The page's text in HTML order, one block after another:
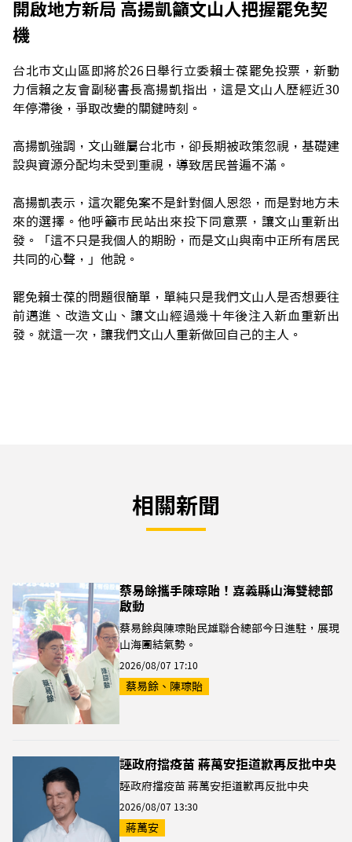
開啟地方新局 高揚凱籲文山人把握罷免契
機
台北市文山區即將於26日舉行立委賴士葆罷免投票，新動
力信賴之友會副秘書長高揚凱指出，這是文山人歷經近30
年停滯後，爭取改變的關鍵時刻。
高揚凱強調，文山雖屬台北市，卻長期被政策忽視，基礎建
設與資源分配均未受到重視，導致居民普遍不滿。
高揚凱表示，這次罷免案不是針對個人恩怨，而是對地方未
來的選擇。他呼籲市民站出來投下同意票，讓文山重新出
發。「這不只是我個人的期盼，而是文山與南中正所有居民
共同的心聲，」他說。
罷免賴士葆的問題很簡單，單純只是我們文山人是否想要往
前邁進、改造文山、讓文山經過幾十年後注入新血重新出
發。就這一次，讓我們文山人重新做回自己的主人。
相關新聞
蔡易餘攜手陳琮貽！嘉義縣山海雙總部
啟動
蔡易餘與陳琮貽民雄聯合總部今日進駐，展現
山海團結氣勢。
2026/08/07 17:10
蔡易餘、陳琮貽
誣政府擋疫苗 蔣萬安拒道歉再反批中央
誣政府擋疫苗 蔣萬安拒道歉再反批中央
2026/08/07 13:30
蔣萬安